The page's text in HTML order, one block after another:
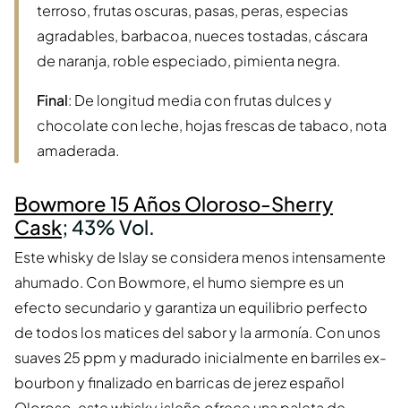
terroso, frutas oscuras, pasas, peras, especias
agradables, barbacoa, nueces tostadas, cáscara
de naranja, roble especiado, pimienta negra.
Final: De longitud media con frutas dulces y
chocolate con leche, hojas frescas de tabaco, nota
amaderada.
Bowmore 15 Años Oloroso-Sherry
Cask; 43% Vol.
Este whisky de Islay se considera menos intensamente
ahumado. Con Bowmore, el humo siempre es un
efecto secundario y garantiza un equilibrio perfecto
de todos los matices del sabor y la armonía. Con unos
suaves 25 ppm y madurado inicialmente en barriles ex-
bourbon y finalizado en barricas de jerez español